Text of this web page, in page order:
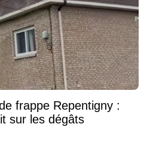
frappe Repentigny :
sur les dégâts